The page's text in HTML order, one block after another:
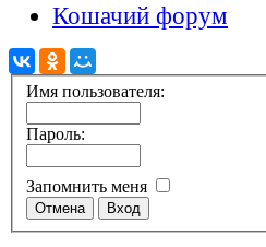
Кошачий форум
Имя пользователя:
Пароль:
Запомнить меня